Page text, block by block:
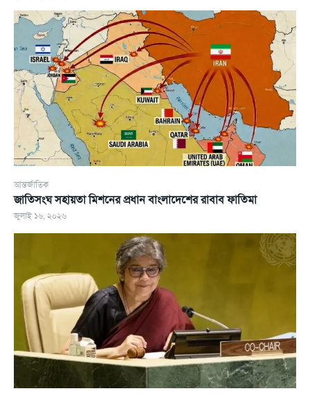
আন্তর্জাতিক
জাতিসংঘ সহায়তা মিশনের প্রধান বাংলাদেশের রাবাব ফাতিমা
জুলাই ১৬, ২০২৬